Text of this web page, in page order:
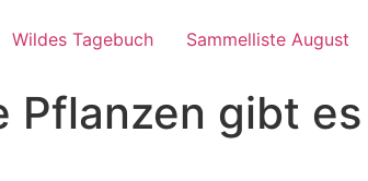
Wildes Tagebuch Sammelliste August
Pflanzen gibt